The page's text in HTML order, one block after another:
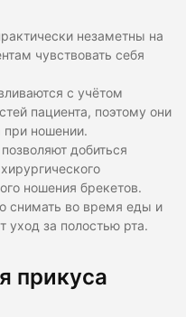
незаметны на
чувствовать себя
с учётом
пациента, поэтому они
ношении.
добиться
ношения брекетов.
снимать во время еды и
уход за полостью рта.
прикуса